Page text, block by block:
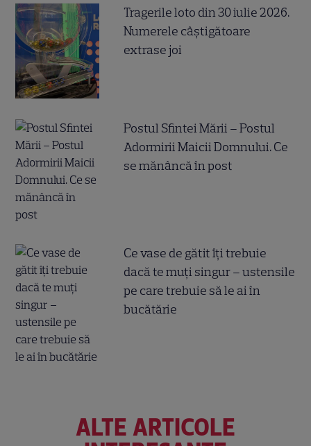
Tragerile loto din 30 iulie 2026.
Numerele câştigătoare
extrase joi
Postul Sfintei Mării – Postul
Adormirii Maicii Domnului. Ce
se mănâncă în post
Ce vase de gătit îți trebuie
dacă te muți singur – ustensile
pe care trebuie să le ai în
bucătărie
ALTE ARTICOLE